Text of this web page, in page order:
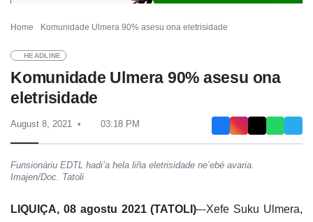
Home Komunidade Ulmera 90% asesu ona eletrisidade
HEADLINE
Komunidade Ulmera 90% asesu ona
eletrisidade
August 8, 2021 03:18 PM
Funsionáriu EDTL hadi’a hela liña eletrisidade ne’ebé avaria.
Imajen/Doc. Tatoli
LIQUIÇA, 08 agostu 2021 (TATOLI)–-Xefe Suku Ulmera,